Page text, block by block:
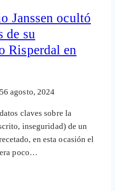
Janssen ocultó
de su
Risperdal en
6 agosto, 2024
claves sobre la
inseguridad) de un
en esta ocasión el
poco…